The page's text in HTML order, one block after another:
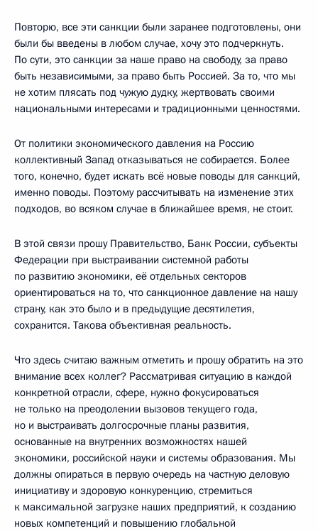
Повторю, все эти санкции были заранее подготовлены, они
были бы введены в любом случае, хочу это подчеркнуть.
По сути, это санкции за наше право на свободу, за право
быть независимыми, за право быть Россией. За то, что мы
не хотим плясать под чужую дудку, жертвовать своими
национальными интересами и традиционными ценностями.
От политики экономического давления на Россию
коллективный Запад отказываться не собирается. Более
того, конечно, будет искать всё новые поводы для санкций,
именно поводы. Поэтому рассчитывать на изменение этих
подходов, во всяком случае в ближайшее время, не стоит.
В этой связи прошу Правительство, Банк России, субъекты
Федерации при выстраивании системной работы
по развитию экономики, её отдельных секторов
ориентироваться на то, что санкционное давление на нашу
страну, как это было и в предыдущие десятилетия,
сохранится. Такова объективная реальность.
Что здесь считаю важным отметить и прошу обратить на это
внимание всех коллег? Рассматривая ситуацию в каждой
конкретной отрасли, сфере, нужно фокусироваться
не только на преодолении вызовов текущего года,
но и выстраивать долгосрочные планы развития,
основанные на внутренних возможностях нашей
экономики, российской науки и системы образования. Мы
должны опираться в первую очередь на частную деловую
инициативу и здоровую конкуренцию, стремиться
к максимальной загрузке наших предприятий, к созданию
новых компетенций и повышению глобальной